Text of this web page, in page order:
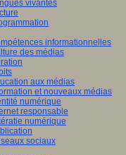
vivantes
informationnelles
des médias
aux médias
et nouveaux médias
numérique
responsable
numérique
sociaux